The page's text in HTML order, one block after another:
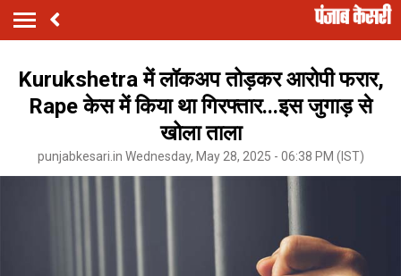
Kurukshetra में लॉकअप तोड़कर आरोपी फरार,
Rape केस में किया था गिरफ्तार...इस जुगाड़ से
खोला ताला
punjabkesari.in Wednesday, May 28, 2025 - 06:38 PM (IST)